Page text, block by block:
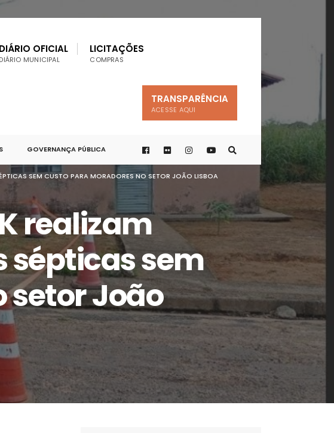
DIÁRIO OFICIAL
DIÁRIO MUNICIPAL
LICITAÇÕES
COMPRAS
TRANSPARÊNCIA
ACESSE AQUI
GOVERNANÇA PÚBLICA
SEM CUSTO PARA MORADORES NO SETOR JOÃO LISBOA
realizam
sépticas sem
João